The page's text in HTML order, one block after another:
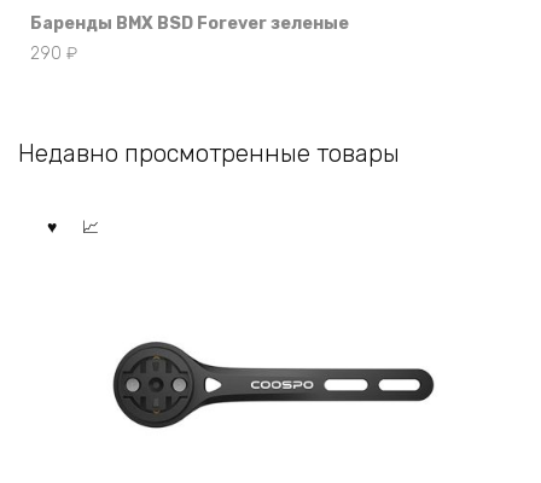
Баренды BMX BSD Forever зеленые
290 ₽
Недавно просмотренные товары